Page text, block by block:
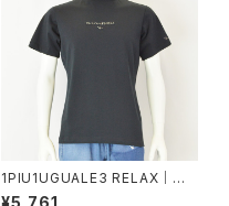
1PIU1UGUALE3 RELAX｜エ
ンボスロゴ半袖Tシャツ｜ウノピ
¥5,761